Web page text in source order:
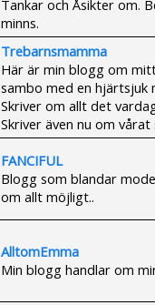
Tankar och Åsikter om.
minns.
Trebarnsmamma
Här är min blogg om
sambo med en hjärtsjuk
Skriver om allt det
Skriver även nu om
FANCIFUL
Blogg som blandar
om allt möjligt..
AlltomEmma
Min blogg handlar om